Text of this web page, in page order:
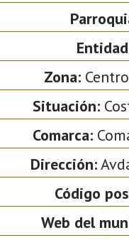
Zona:
Situación:
Comarca:
Dirección:
Código
Web del